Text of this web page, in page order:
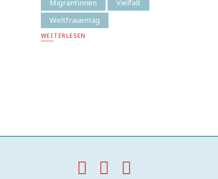
Migrantinnen
Vielfalt
Weltfrauentag
WEITERLESEN